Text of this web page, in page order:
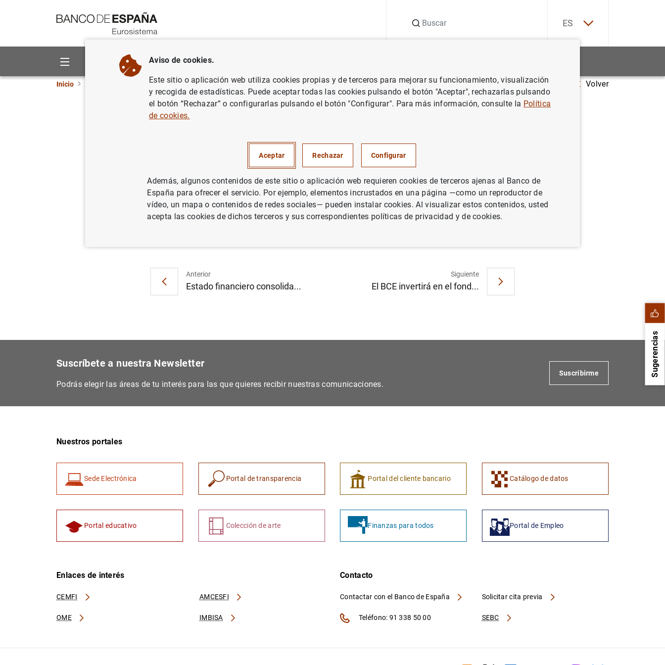
ES
Sobre el Banco Áreas de actuación
Inicio Noticias del Banco Central Europeo Notas de prensa del Banco Central Europeo El BCE crea un centro sobre el cambio climático Volver
El BCE crea un centro sobre el cambio climático
FINANZAS SOSTENIBLES
El BCE crea un centro sobre el cambio climático (221KB)
Anterior
Estado financiero consolida...
Siguiente
El BCE invertirá en el fond...
Sugerencias
Suscríbete a nuestra Newsletter
Podrás elegir las áreas de tu interés para las que quieres recibir nuestras comunicaciones.
Suscribirme
Nuestros portales
Sede Electrónica Portal de transparencia Portal del cliente bancario Catálogo de datos
Portal educativo Colección de arte Finanzas para todos Portal de Empleo
Enlaces de interés
CEMFI AMCESFI
OME IMBISA
Contacto
Contactar con el Banco de España
SEBC
Solicitar cita previa
Teléfono: 91 338 50 00
Aviso de cookies.
Este sitio o aplicación web utiliza cookies propias y de terceros para mejorar su funcionamiento, visualización
y recogida de estadísticas. Puede aceptar todas las cookies pulsando el botón "Aceptar", rechazarlas pulsando
el botón “Rechazar” o configurarlas pulsando el botón "Configurar". Para más información, consulte la Política
de cookies.
Aceptar Rechazar Configurar
Además, algunos contenidos de este sitio o aplicación web requieren cookies de terceros ajenas al Banco de
España para ofrecer el servicio. Por ejemplo, elementos incrustados en una página —como un reproductor de
vídeo, un mapa o contenidos de redes sociales— pueden instalar cookies. Al visualizar estos contenidos, usted
acepta las cookies de dichos terceros y sus correspondientes políticas de privacidad y de cookies.